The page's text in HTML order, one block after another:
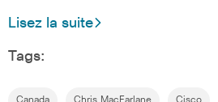
Lisez la suite
Tags: